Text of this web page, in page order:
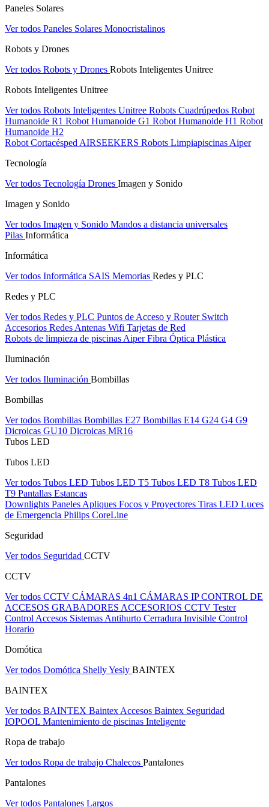
Paneles Solares
Ver todos Paneles Solares Monocristalinos
Robots y Drones
Ver todos Robots y Drones Robots Inteligentes Unitree
Robots Inteligentes Unitree
Ver todos Robots Inteligentes Unitree Robots Cuadrúpedos Robot
Humanoide R1 Robot Humanoide G1 Robot Humanoide H1 Robot
Humanoide H2
Robot Cortacésped AIRSEEKERS Robots Limpiapiscinas Aiper
Tecnología
Ver todos Tecnología Drones Imagen y Sonido
Imagen y Sonido
Ver todos Imagen y Sonido Mandos a distancia universales
Pilas Informática
Informática
Ver todos Informática SAIS Memorias Redes y PLC
Redes y PLC
Ver todos Redes y PLC Puntos de Acceso y Router Switch
Accesorios Redes Antenas Wifi Tarjetas de Red
Robots de limpieza de piscinas AiperFibra Óptica Plástica
Iluminación
Ver todos Iluminación Bombillas
Bombillas
Ver todos Bombillas Bombillas E27 Bombillas E14 G24 G4 G9
Dicroicas GU10 Dicroicas MR16
Tubos LED
Tubos LED
Ver todos Tubos LED Tubos LED T5 Tubos LED T8 Tubos LED
T9 Pantallas Estancas
Downlights Paneles Apliques Focos y Proyectores Tiras LED Luces
de Emergencia Philips CoreLine
Seguridad
Ver todos Seguridad CCTV
CCTV
Ver todos CCTV CÁMARAS 4n1 CÁMARAS IPCONTROL DE
ACCESOS GRABADORES ACCESORIOS CCTV Tester
Control Accesos Sistemas Antihurto Cerradura Invisible Control
Horario
Domótica
Ver todos Domótica ShellyYesly BAINTEX
BAINTEX
Ver todos BAINTEX Baintex Accesos Baintex Seguridad
IOPOOL Mantenimiento de piscinas Inteligente
Ropa de trabajo
Ver todos Ropa de trabajo Chalecos Pantalones
Pantalones
Ver todos Pantalones Largos